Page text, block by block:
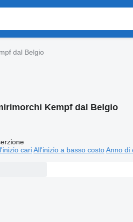
dal Belgio
Kempf dal Belgio
cari All'inizio a basso costo Anno di